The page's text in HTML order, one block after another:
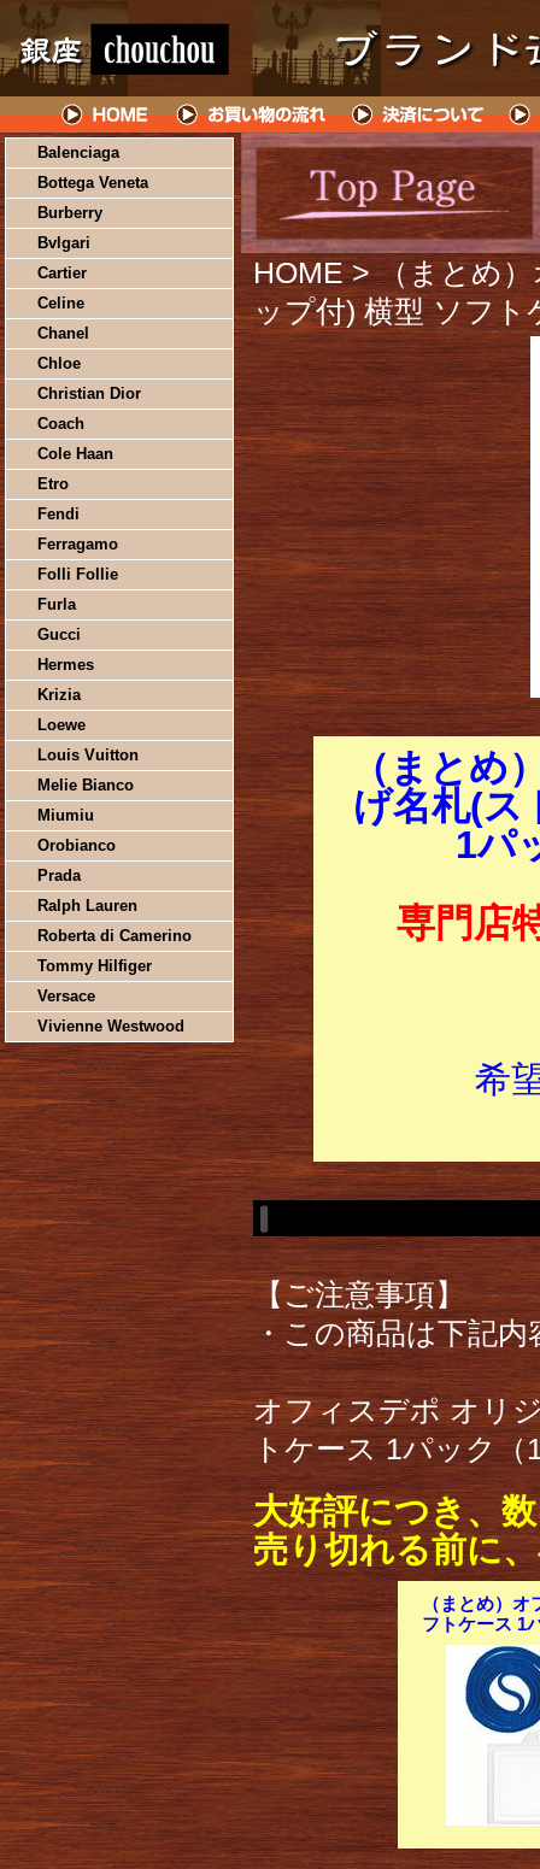
Balenciaga
Bottega Veneta
Burberry
Bvlgari
Cartier
Celine
Chanel
Chloe
Christian Dior
Coach
Cole Haan
Etro
Fendi
Ferragamo
Folli Follie
Furla
Gucci
Hermes
Krizia
Loewe
Louis Vuitton
Melie Bianco
Miumiu
Orobianco
Prada
Ralph Lauren
Roberta di Camerino
Tommy Hilfiger
Versace
Vivienne Westwood
HOME > （まとめ
ップ付) 横型 ソフト
（まとめ
げ名札(ス
1パ
専門店
希
【ご注意事項】
・この商品は下記
オフィスデポ オリ
トケース 1パック（
大好評につき、
売り切れる前に
（まとめ）
フトケース 1